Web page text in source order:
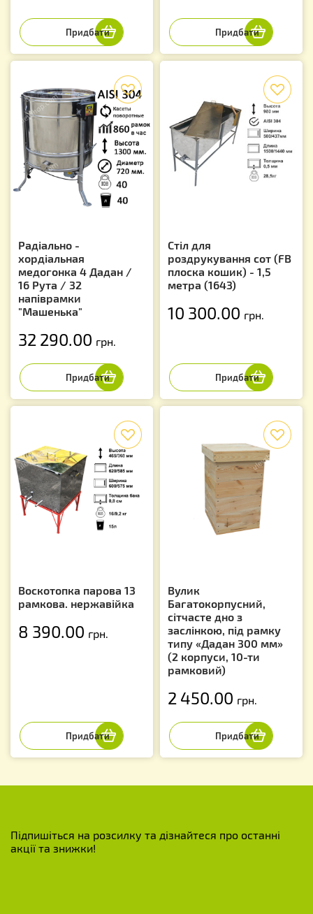
Радіально -
хордіальная
медогонка 4 Дадан /
16 Рута / 32
напіврамки
"Машенька"
32 290.00 грн.
Стіл для
роздрукування сот (FB
плоска кошик) - 1,5
метра (1643)
10 300.00 грн.
Воскотопка парова 13
рамкова. нержавійка
8 390.00 грн.
Вулик
Багатокорпусний,
сітчасте дно з
заслінкою, під рамку
типу «Дадан 300 мм»
(2 корпуси, 10-ти
рамковий)
2 450.00 грн.
Підпишіться на розсилку та дізнайтеся про останні
акції та знижки!